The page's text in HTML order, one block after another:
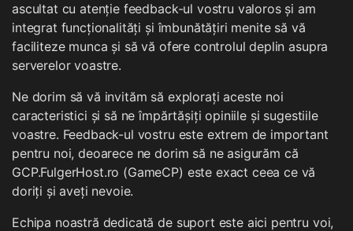
ascultat cu atenție feedback-ul vostru valoros și am
integrat funcționalități și îmbunătățiri menite să vă
faciliteze munca și să vă ofere controlul deplin asupra
serverelor voastre.
Ne dorim să vă invităm să explorați aceste noi
caracteristici și să ne împărtășiți opiniile și sugestiile
voastre. Feedback-ul vostru este extrem de important
pentru noi, deoarece ne dorim să ne asigurăm că
GCP.FulgerHost.ro (GameCP) este exact ceea ce vă
doriți și aveți nevoie.
Echipa noastră dedicată de suport este aici pentru voi,